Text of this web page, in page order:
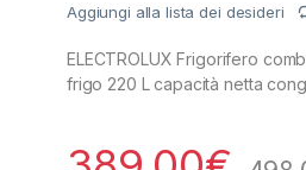
Aggiungi alla lista dei desideri
ELECTROLUX Frigorifero
frigo 220 L capacità netta